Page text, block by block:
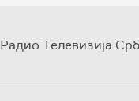
Радио Телевизија